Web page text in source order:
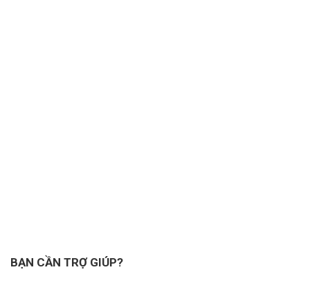
BẠN CẦN TRỢ GIÚP?